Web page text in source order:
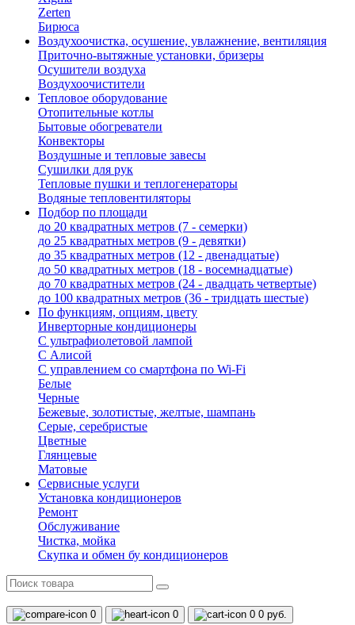
Zerten
Бирюса
Воздухоочистка, осушение, увлажнение, вентиляция
Приточно-вытяжные установки, бризеры
Осушители воздуха
Воздухоочистители
Тепловое оборудование
Отопительные котлы
Бытовые обогреватели
Конвекторы
Воздушные и тепловые завесы
Сушилки для рук
Тепловые пушки и теплогенераторы
Водяные тепловентиляторы
Подбор по площади
до 20 квадратных метров (7 - семерки)
до 25 квадратных метров (9 - девятки)
до 35 квадратных метров (12 - двенадцатые)
до 50 квадратных метров (18 - восемнадцатые)
до 70 квадратных метров (24 - двадцать четвертые)
до 100 квадратных метров (36 - тридцать шестые)
По функциям, опциям, цвету
Инверторные кондиционеры
С ультрафиолетовой лампой
С Алисой
С управлением со смартфона по Wi-Fi
Белые
Черные
Бежевые, золотистые, желтые, шампань
Серые, серебристые
Цветные
Глянцевые
Матовые
Сервисные услуги
Установка кондиционеров
Ремонт
Обслуживание
Чистка, мойка
Скупка и обмен бу кондиционеров
0 0 0 0 руб.